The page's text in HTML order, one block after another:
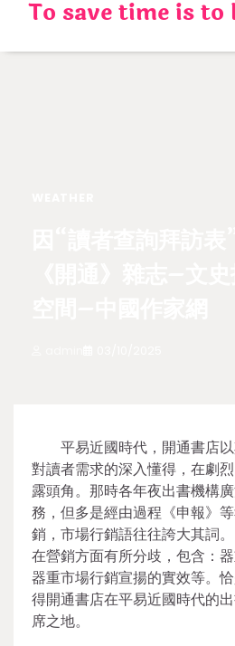
content
To save time is
平易近國時代，開通書店
對讀者需求的深入懂得，在劇
露頭角。那時各年夜出書機構
務，但多是經由過程《申報》
銷，市場行銷語往往誇大其詞
在營銷方面有所分歧，包含：
器重市場行銷宣揚的實效等。
得開通書店在平易近國時代的
席之地。